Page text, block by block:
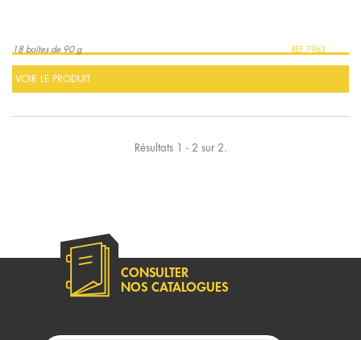
18 boîtes de 90 g 7963
VOIR LE PRODUIT
Résultats 1 - 2 sur 2.
CONSULTER
NOS CATALOGUES